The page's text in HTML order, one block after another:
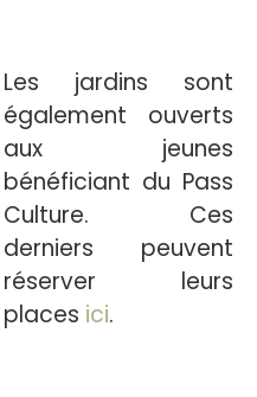
Les jardins sont
également ouverts
aux jeunes
bénéficiant du Pass
Culture. Ces
derniers peuvent
réserver leurs
places ici.